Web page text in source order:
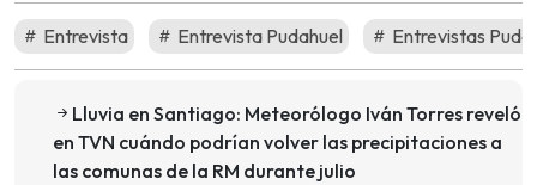
Entrevista Entrevista Pudahuel Entrevistas
Lluvia en Santiago: Meteorólogo Iván Torres reveló
en TVN cuándo podrían volver las precipitaciones a
las comunas de la RM durante julio